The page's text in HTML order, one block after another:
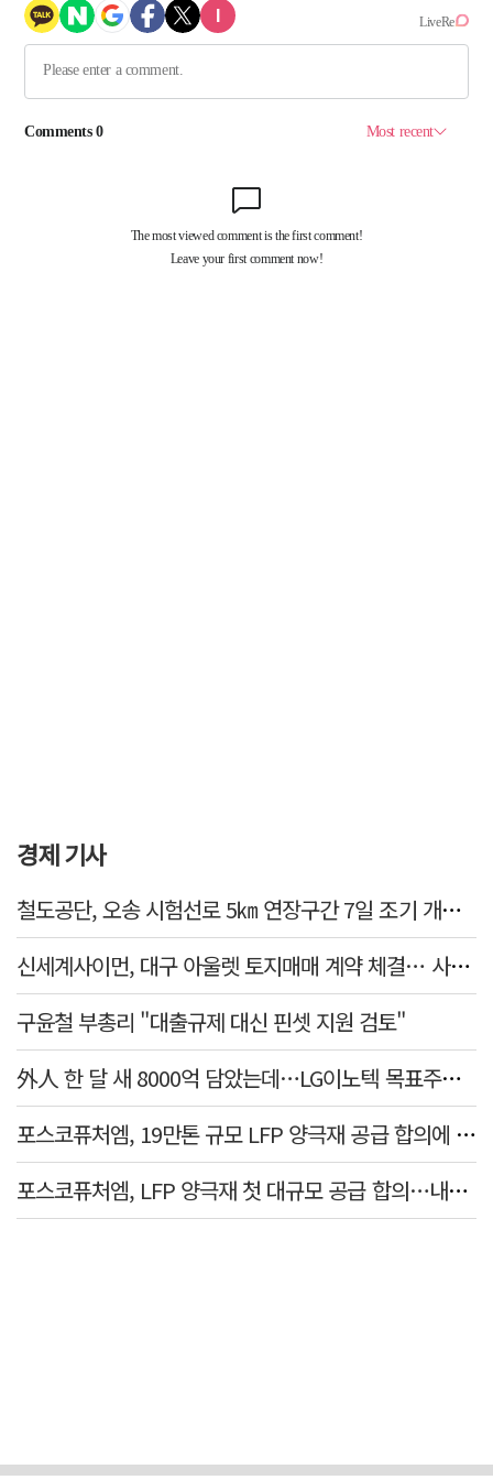
경제 기사
철도공단, 오송 시험선로 5㎞ 연장구간 7일 조기 개통…LA 메트로 사업 지원
신세계사이먼, 대구 아울렛 토지매매 계약 체결… 사업 본궤도
구윤철 부총리 "대출규제 대신 핀셋 지원 검토"
外人 한 달 새 8000억 담았는데…LG이노텍 목표주가는 왜 엇갈릴까
포스코퓨처엠, 19만톤 규모 LFP 양극재 공급 합의에 3%대 강세
포스코퓨처엠, LFP 양극재 첫 대규모 공급 합의…내년부터 6년간 19만t